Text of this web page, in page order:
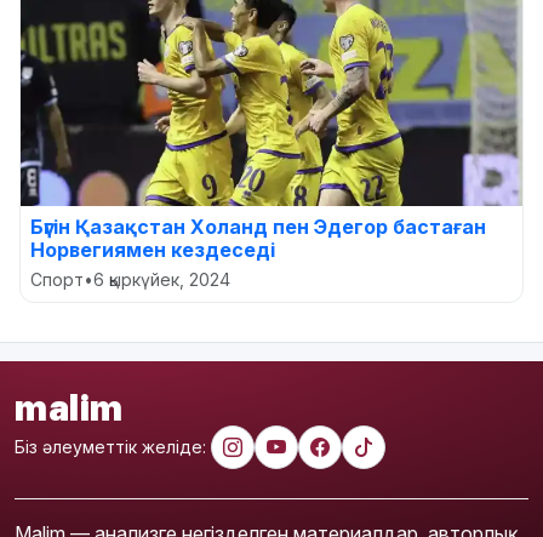
Бүгін Қазақстан Холанд пен Эдегор бастаған
Норвегиямен кездеседі
Спорт•6 қыркүйек, 2024
malim
Біз әлеуметтік желіде: